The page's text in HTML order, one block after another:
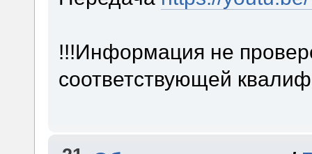
!!!Информация не
соответствующей